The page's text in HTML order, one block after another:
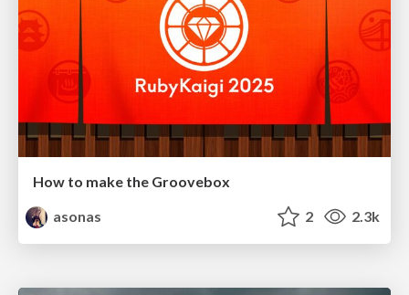
How to make the Groovebox
asonas
2 2.3k